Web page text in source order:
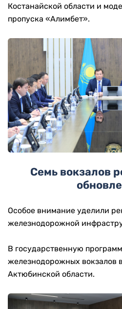
Костанайской области и
пропуска «Алимбет».
Семь вокзалов
Особое внимание уделили
железнодорожной
В государственную
железнодорожных вокзалов
Актюбинской области.